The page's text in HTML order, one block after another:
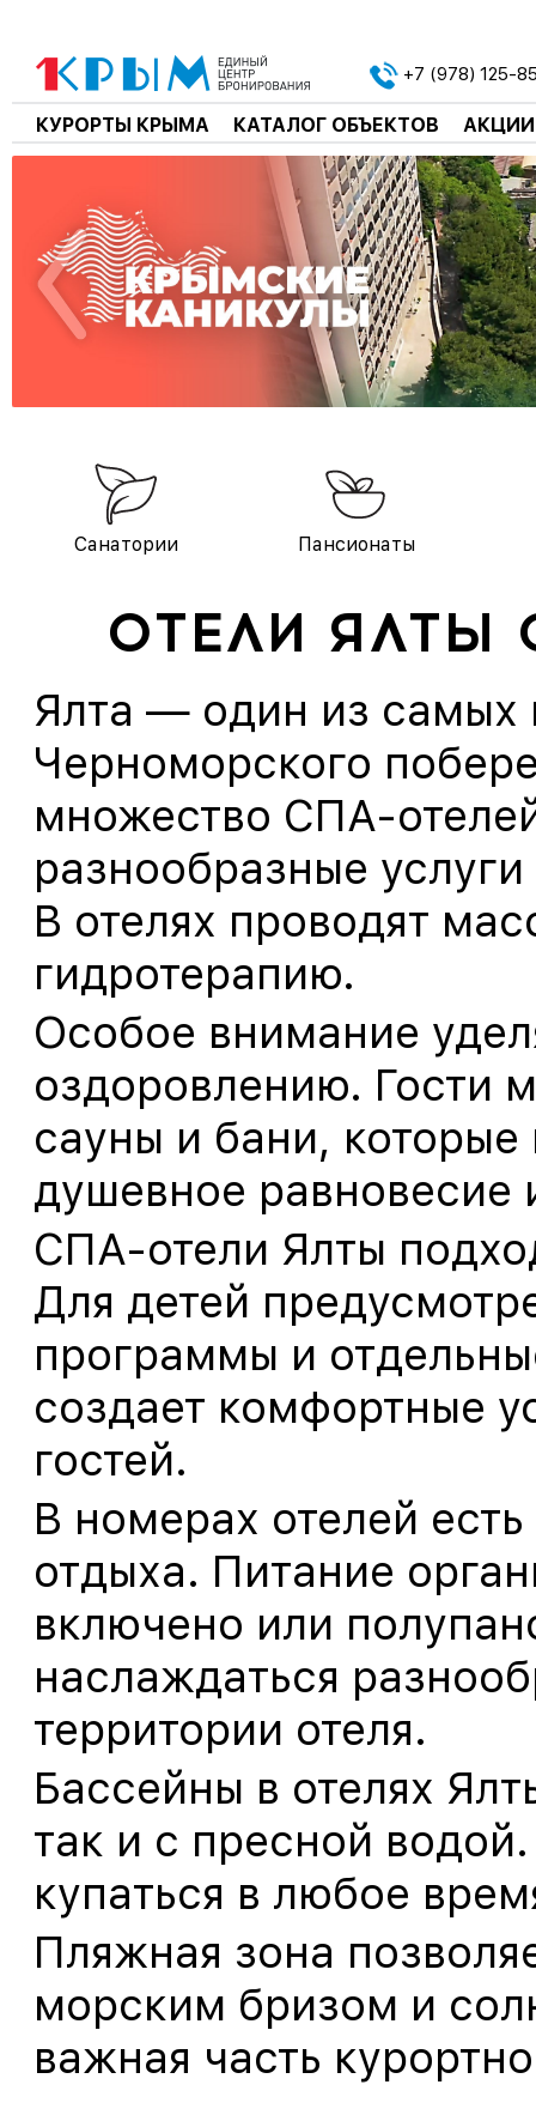
+7 (978) 125-
КУРОРТЫ КРЫМА КАТАЛОГ ОБЪЕКТОВ АКЦИИ
Санатории Пансионаты
ОТЕЛИ ЯЛТЫ
Ялта — один из самых
Черноморского
множество СПА-
разнообразные
В отелях проводят
гидротерапию.
Особое внимание
оздоровлению. Гости
сауны и бани,
душевное равновесие
СПА-отели Ялты
Для детей
программы и
создает комфортные
гостей.
В номерах отелей
отдыха. Питание
включено или
наслаждаться
территории отеля.
Бассейны в отелях
так и с пресной
купаться в любое
Пляжная зона
морским бризом и
важная часть